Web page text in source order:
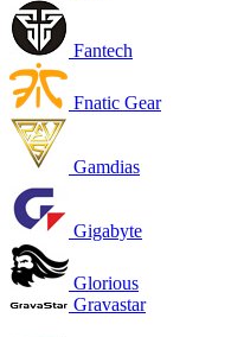
Fantech
Fnatic Gear
Gamdias
Gigabyte
Glorious
Gravastar